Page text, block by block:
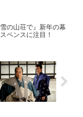
の山荘で』新年の幕
ペンスに注目！